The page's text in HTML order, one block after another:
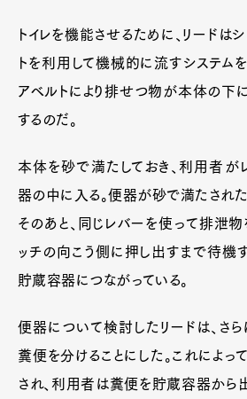
トイレを機能させるために、リードは
トを利用して機械的に流すシステム
アベルトにより排せつ物が本体の下
するのだ。
本体を砂で満たしておき、利用者が
器の中に入る。便器が砂で満たされ
そのあと、同じレバーを使って排泄
ッチの向こう側に押し出すまで待機
貯蔵容器につながっている。
便器について検討したリードは、さ
糞便を分けることにした。これによ
され、利用者は糞便を貯蔵容器から